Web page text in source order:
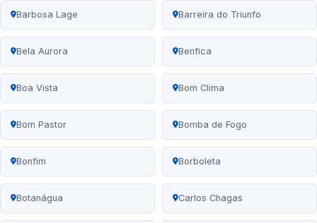
Barbosa Lage Barreira do Triunfo
Bela Aurora Benfica
Boa Vista Bom Clima
Bom Pastor Bomba de Fogo
Bonfim Borboleta
Botanágua Carlos Chagas